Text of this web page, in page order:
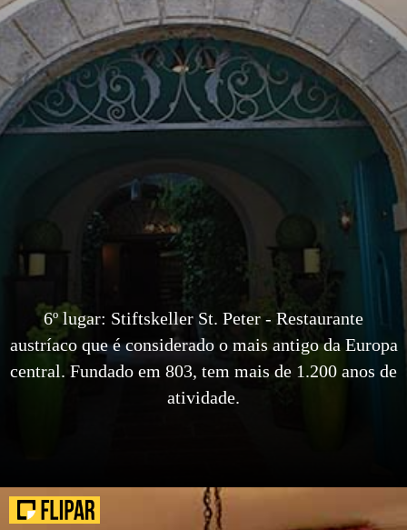
6º lugar: Stiftskeller St. Peter - Restaurante
austríaco que é considerado o mais antigo da Europa
central. Fundado em 803, tem mais de 1.200 anos de
atividade.